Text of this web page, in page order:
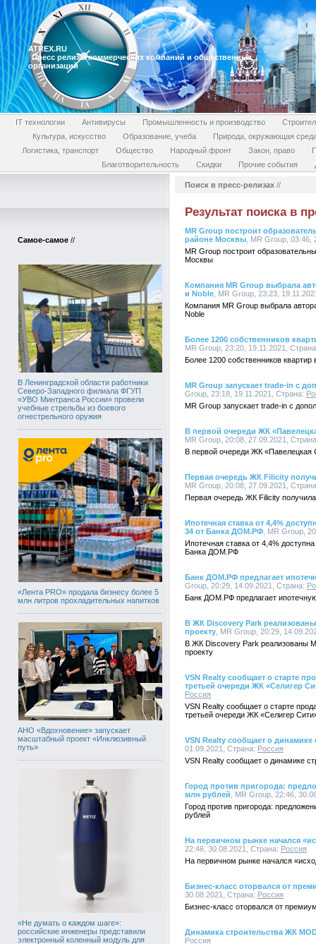
ATREX.RU
Пресс релизы коммерческих компаний и общественных
организаций
IT технологии Антивирусы Промышленность и производство
Культура, искусство
Образование, учеба
Природа, окружающая
Логистика, транспорт
Общество Народный фронт Закон, право
Благотворительность
Скидки Прочие события
Самое-самое //
В Ленинградской области работники
Северо-Западного филиала ФГУП
«УВО Минтранса России» провели
учебные стрельбы из боевого
огнестрельного оружия
«Лента PRO» продала бизнесу более 5
млн литров прохладительных напитков
АНО «Вдохновение» запускает
масштабный проект «Инклюзивный
путь»
«Не думать о каждом шаге»:
российские инженеры представили
электронный коленный модуль для
Поиск в пресс-релизах //
Результат поиска в
MR Group построит
районе Москвы , MR Group,
MR Group построит
Москвы
Компания MR Group выбрала
и Noble , MR Group, 23:23,
Компания MR Group выбрала
Noble
Более 1200 собственников
MR Group, 23:20, 19.11.2021,
Более 1200 собственников
MR Group запускает trade-in с
Group, 23:18, 19.11.2021, Страна:
MR Group запускает trade-in с
В первой очереди ЖК
MR Group, 20:08, 27.09.2021,
В первой очереди ЖК «Павелецкая
Первая очередь ЖК Filicity
MR Group, 20:08, 27.09.2021,
Первая очередь ЖК Filicity
Ипотечная ставка от 4,4%
34 от Банка ДОМ.РФ , MR Group,
Ипотечная ставка от 4,4%
Банка ДОМ.РФ
Банк ДОМ.РФ предлагает
Group, 20:29, 14.09.2021, Страна:
Банк ДОМ.РФ предлагает
В ЖК Discovery Park
проекту , MR Group, 20:29,
В ЖК Discovery Park реализованы
проекту
VSN Realty сообщает о старте
третьей очереди ЖК «Селигер
Россия
VSN Realty сообщает о старте
третьей очереди ЖК «Селигер
VSN Realty сообщает о динамике
01.09.2021, Страна: Россия
VSN Realty сообщает о динамике
Город против пригорода:
млн рублей , MR Group, 22:46,
Город против пригорода:
рублей
На первичном рынке начался
22:46, 30.08.2021, Страна: Россия
На первичном рынке начался
Бизнес-класс оторвался от
30.08.2021, Страна: Россия
Бизнес-класс оторвался от
Динамика строительства ЖК
Россия